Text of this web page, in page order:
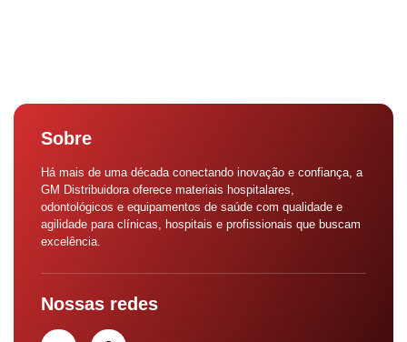
Sobre
Há mais de uma década conectando inovação e confiança, a
GM Distribuidora oferece materiais hospitalares,
odontológicos e equipamentos de saúde com qualidade e
agilidade para clínicas, hospitais e profissionais que buscam
excelência.
Nossas redes